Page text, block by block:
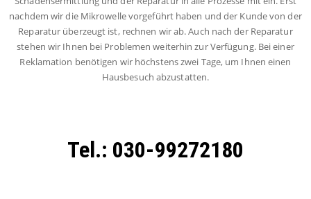
nachdem wir die Mikrowelle vorgeführt haben und der Kunde von der
Reparatur überzeugt ist, rechnen wir ab. Auch nach der Reparatur
stehen wir Ihnen bei Problemen weiterhin zur Verfügung. Bei einer
Reklamation benötigen wir höchstens zwei Tage, um Ihnen einen
Hausbesuch abzustatten.
Tel.: 030-99272180